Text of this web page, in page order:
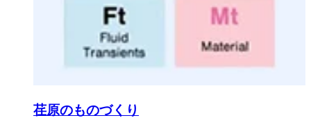
荏原のものづくり